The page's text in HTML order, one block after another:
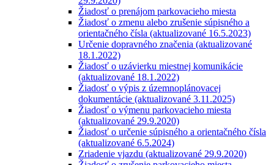
Žiadosť o prenájom parkovacieho miesta
Žiadosť o zmenu alebo zrušenie súpisného a
orientačného čísla (aktualizované 16.5.2023)
Určenie dopravného značenia (aktualizované
18.1.2022)
Žiadosť o uzávierku miestnej komunikácie
(aktualizované 18.1.2022)
Žiadosť o výpis z územnoplánovacej
dokumentácie (aktualizované 3.11.2025)
Žiadosť o výmenu parkovacieho miesta
(aktualizované 29.9.2020)
Žiadosť o určenie súpisného a orientačného čísla
(aktualizované 6.5.2024)
Zriadenie vjazdu (aktualizované 29.9.2020)